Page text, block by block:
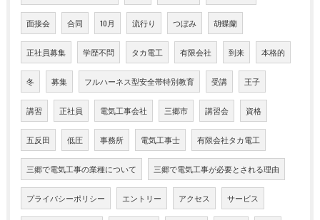
面接会 合同 10月 流行り つぼみ 胡蝶蘭
正社員募集 学歴不問 タカ電工 有限会社 到来 本格的
冬 募集 フルハーネス型安全帯特別教育 受講 王子
講習 正社員 電気工事会社 三郷市 講習会 資格
五反田 低圧 事務所 電気工事士 有限会社タカ電工
三郷で電気工事の業種について 三郷で電気工事が必要とされる理由
プライバシーポリシー エントリー アクセス サービス